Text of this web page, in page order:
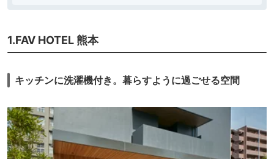
ス クレナイホテル
icotto 楽天トラベル
ホテル
12.PLACE HOTEL
Ascot
ル熊本新市街
icotto 楽天トラベル
ズ熊本 リバーサイ
ド
楽天トラベル
ビジネス
15.RESTERS BED＆
CO.
icotto
4,400円〜
楽天トラベル
ビジネス
ホテル
1.FAV HOTEL 熊本
キッチンに洗濯機付き。暮らすように過ごせる空間